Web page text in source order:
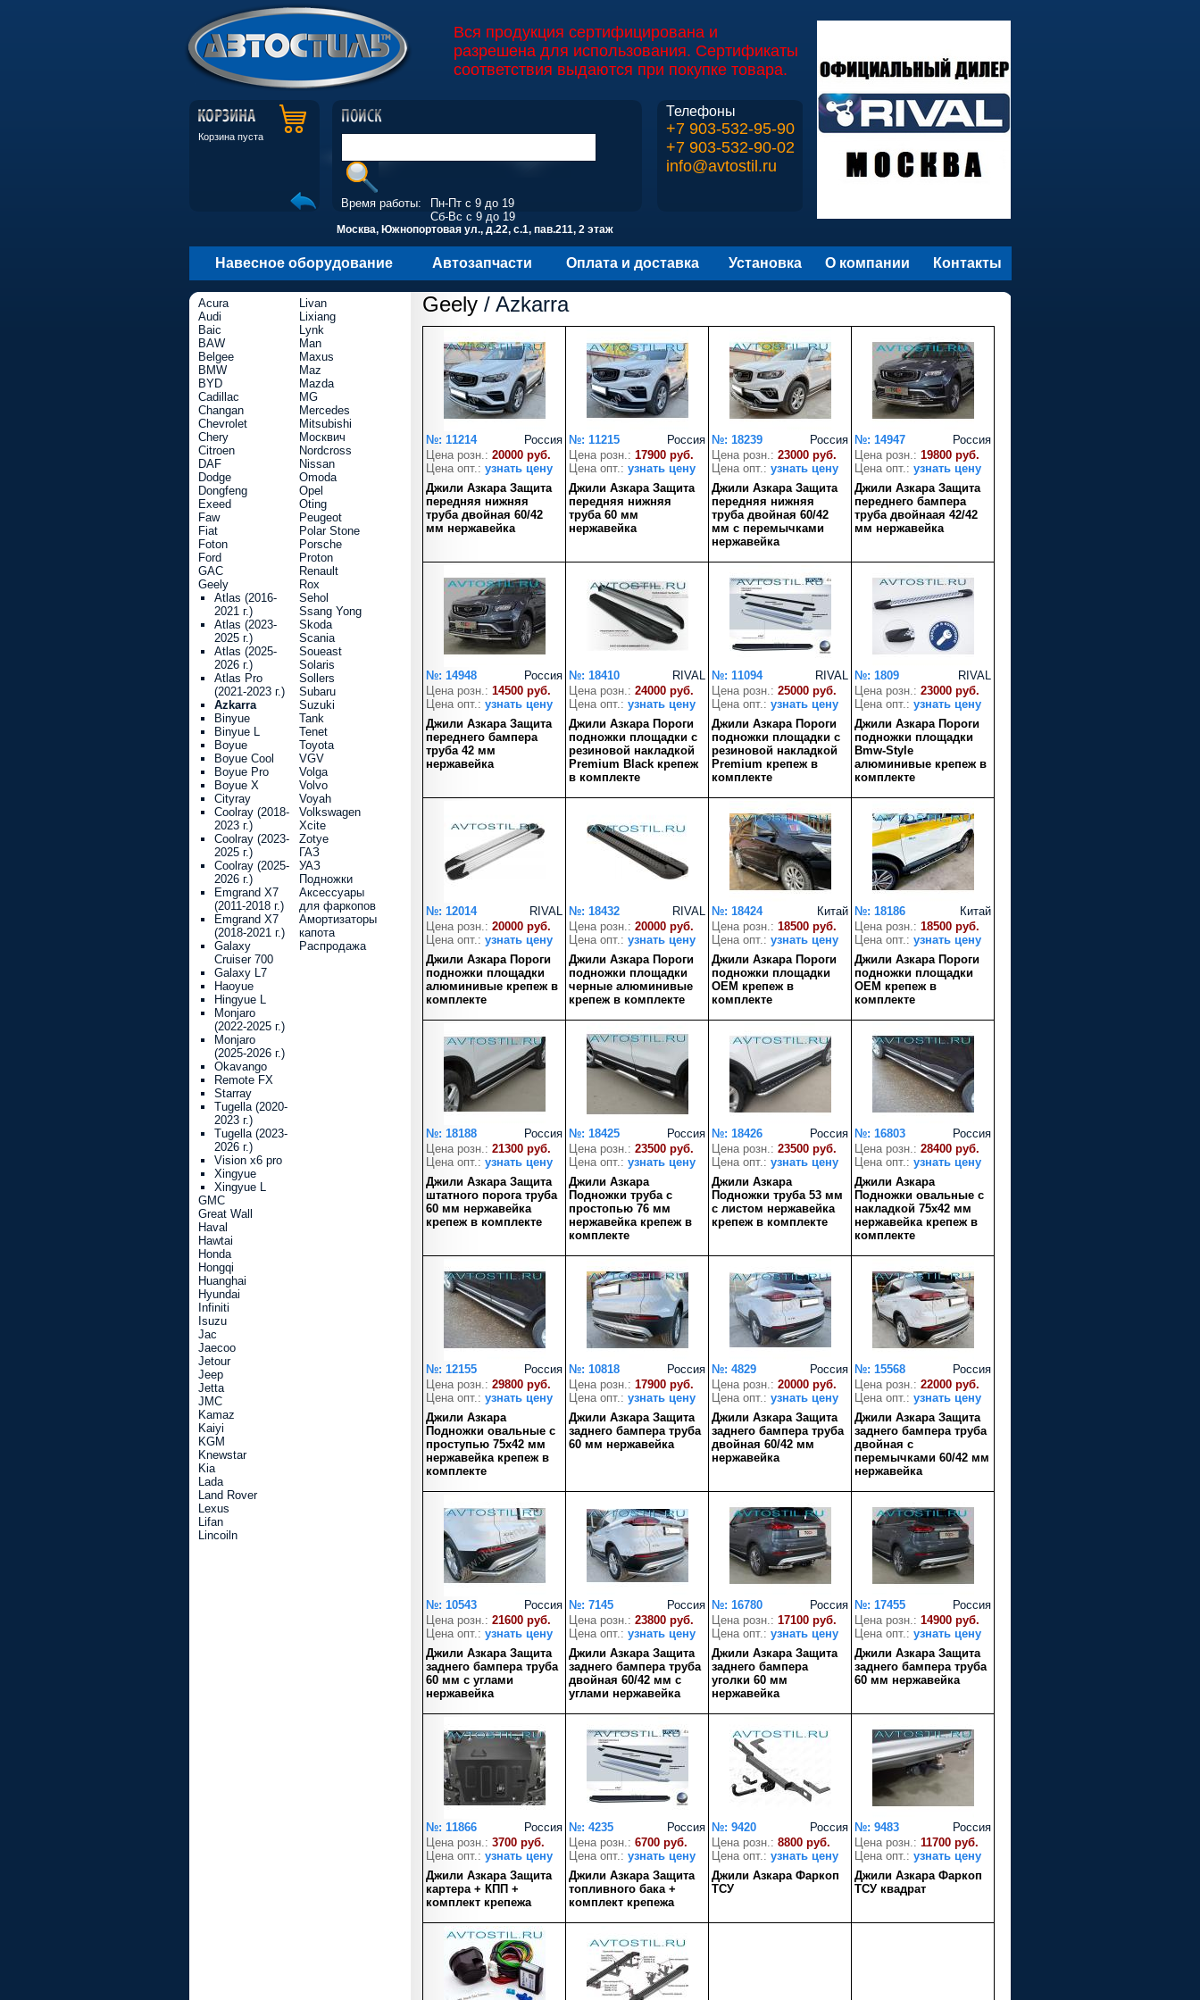
Вся продукция сертифицирована и
разрешена для использования. Сертификаты
соответствия выдаются при покупке товара.
Корзина пуста
Телефоны
+7 903-532-95-90
+7 903-532-90-02
info@avtostil.ru
Время работы:
Пн-Пт с 9 до 19
Сб-Вс с 9 до 19
Москва, Южнопортовая ул., д.22, с.1, пав.211, 2 этаж
Навесное оборудование Автозапчасти Оплата и доставка Установка О компании Контакты
Geely / Azkarra
Россия
№: 11214
Цена розн.: 20000 руб.
Цена опт.: узнать цену
Джили Азкара Защита
передняя нижняя
труба двойная 60/42
мм нержавейка
Россия
№: 11215
Цена розн.: 17900 руб.
Цена опт.: узнать цену
Джили Азкара Защита
передняя нижняя
труба 60 мм
нержавейка
Россия
№: 18239
Цена розн.: 23000 руб.
Цена опт.: узнать цену
Джили Азкара Защита
передняя нижняя
труба двойная 60/42
мм с перемычками
нержавейка
Россия
№: 14947
Цена розн.: 19800 руб.
Цена опт.: узнать цену
Джили Азкара Защита
переднего бампера
труба двойнаая 42/42
мм нержавейка
Россия
№: 14948
Цена розн.: 14500 руб.
Цена опт.: узнать цену
Джили Азкара Защита
переднего бампера
труба 42 мм
нержавейка
RIVAL
№: 18410
Цена розн.: 24000 руб.
Цена опт.: узнать цену
Джили Азкара Пороги
подножки площадки с
резиновой накладкой
Premium Black крепеж
в комплекте
RIVAL
№: 11094
Цена розн.: 25000 руб.
Цена опт.: узнать цену
Джили Азкара Пороги
подножки площадки с
резиновой накладкой
Premium крепеж в
комплекте
RIVAL
№: 1809
Цена розн.: 23000 руб.
Цена опт.: узнать цену
Джили Азкара Пороги
подножки площадки
Bmw-Style
алюминивые крепеж в
комплекте
RIVAL
№: 12014
Цена розн.: 20000 руб.
Цена опт.: узнать цену
Джили Азкара Пороги
подножки площадки
алюминивые крепеж в
комплекте
RIVAL
№: 18432
Цена розн.: 20000 руб.
Цена опт.: узнать цену
Джили Азкара Пороги
подножки площадки
черные алюминивые
крепеж в комплекте
Китай
№: 18424
Цена розн.: 18500 руб.
Цена опт.: узнать цену
Джили Азкара Пороги
подножки площадки
OEM крепеж в
комплекте
Китай
№: 18186
Цена розн.: 18500 руб.
Цена опт.: узнать цену
Джили Азкара Пороги
подножки площадки
OEM крепеж в
комплекте
Россия
№: 18188
Цена розн.: 21300 руб.
Цена опт.: узнать цену
Джили Азкара Защита
штатного порога труба
60 мм нержавейка
крепеж в комплекте
Россия
№: 18425
Цена розн.: 23500 руб.
Цена опт.: узнать цену
Джили Азкара
Подножки труба с
простопью 76 мм
нержавейка крепеж в
комплекте
Россия
№: 18426
Цена розн.: 23500 руб.
Цена опт.: узнать цену
Джили Азкара
Подножки труба 53 мм
с листом нержавейка
крепеж в комплекте
Россия
№: 16803
Цена розн.: 28400 руб.
Цена опт.: узнать цену
Джили Азкара
Подножки овальные с
накладкой 75х42 мм
нержавейка крепеж в
комплекте
Россия
№: 12155
Цена розн.: 29800 руб.
Цена опт.: узнать цену
Джили Азкара
Подножки овальные с
проступью 75х42 мм
нержавейка крепеж в
комплекте
Россия
№: 10818
Цена розн.: 17900 руб.
Цена опт.: узнать цену
Джили Азкара Защита
заднего бампера труба
60 мм нержавейка
Россия
№: 4829
Цена розн.: 20000 руб.
Цена опт.: узнать цену
Джили Азкара Защита
заднего бампера труба
двойная 60/42 мм
нержавейка
Россия
№: 15568
Цена розн.: 22000 руб.
Цена опт.: узнать цену
Джили Азкара Защита
заднего бампера труба
двойная с
перемычками 60/42 мм
нержавейка
Россия
№: 10543
Цена розн.: 21600 руб.
Цена опт.: узнать цену
Джили Азкара Защита
заднего бампера труба
60 мм с углами
нержавейка
Россия
№: 7145
Цена розн.: 23800 руб.
Цена опт.: узнать цену
Джили Азкара Защита
заднего бампера труба
двойная 60/42 мм с
углами нержавейка
Россия
№: 16780
Цена розн.: 17100 руб.
Цена опт.: узнать цену
Джили Азкара Защита
заднего бампера
уголки 60 мм
нержавейка
Россия
№: 17455
Цена розн.: 14900 руб.
Цена опт.: узнать цену
Джили Азкара Защита
заднего бампера труба
60 мм нержавейка
Россия
№: 11866
Цена розн.: 3700 руб.
Цена опт.: узнать цену
Джили Азкара Защита
картера + КПП +
комплект крепежа
Россия
№: 4235
Цена розн.: 6700 руб.
Цена опт.: узнать цену
Джили Азкара Защита
топливного бака +
комплект крепежа
Россия
№: 9420
Цена розн.: 8800 руб.
Цена опт.: узнать цену
Джили Азкара Фаркоп
ТСУ
Россия
№: 9483
Цена розн.: 11700 руб.
Цена опт.: узнать цену
Джили Азкара Фаркоп
ТСУ квадрат
Acura
Audi
Baic
BAW
Belgee
BMW
BYD
Cadillac
Changan
Chevrolet
Chery
Citroen
DAF
Dodge
Dongfeng
Exeed
Faw
Fiat
Foton
Ford
GAC
Geely
Atlas (2016-
2021 г.)
Atlas (2023-
2025 г.)
Atlas (2025-
2026 г.)
Atlas Pro
(2021-2023 г.)
Azkarra
Binyue
Binyue L
Boyue
Boyue Cool
Boyue Pro
Boyue X
Cityray
Coolray (2018-
2023 г.)
Coolray (2023-
2025 г.)
Coolray (2025-
2026 г.)
Emgrand X7
(2011-2018 г.)
Emgrand X7
(2018-2021 г.)
Galaxy
Cruiser 700
Galaxy L7
Haoyue
Hingyue L
Monjaro
(2022-2025 г.)
Monjaro
(2025-2026 г.)
Okavango
Remote FX
Starray
Tugella (2020-
2023 г.)
Tugella (2023-
2026 г.)
Vision x6 pro
Xingyue
Xingyue L
GMC
Great Wall
Haval
Hawtai
Honda
Hongqi
Huanghai
Hyundai
Infiniti
Isuzu
Jac
Jaecoo
Jetour
Jeep
Jetta
JMC
Kamaz
Kaiyi
KGM
Knewstar
Kia
Lada
Land Rover
Lexus
Lifan
Lincoiln
Livan
Lixiang
Lynk
Man
Maxus
Maz
Mazda
MG
Mercedes
Mitsubishi
Москвич
Nordcross
Nissan
Omoda
Opel
Oting
Peugeot
Polar Stone
Porsche
Proton
Renault
Rox
Sehol
Ssang Yong
Skoda
Scania
Soueast
Solaris
Sollers
Subaru
Suzuki
Tank
Tenet
Toyota
VGV
Volga
Volvo
Voyah
Volkswagen
Xcite
Zotye
ГАЗ
УАЗ
Подножки
Аксессуары
для фаркопов
Амортизаторы
капота
Распродажа